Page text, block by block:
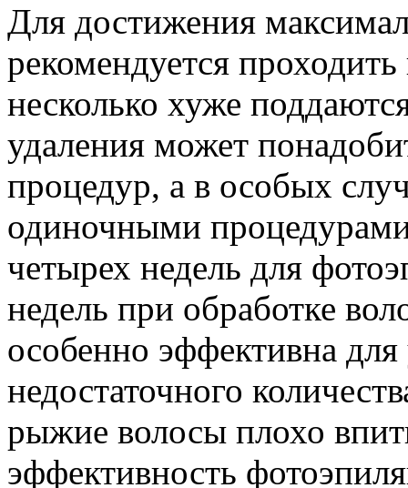
Для достижения
рекомендуется
несколько хуже
удаления может
процедур, а в особых
одиночными
четырех недель для
недель при обработке
особенно эффективна
недостаточного
рыжие волосы плохо
эффективность